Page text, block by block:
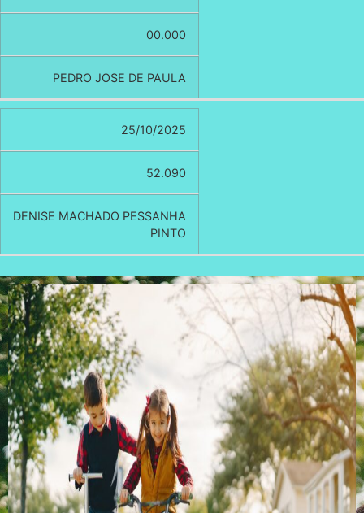
00.000
PEDRO JOSE DE PAULA
25/10/2025
52.090
DENISE MACHADO PESSANHA
PINTO